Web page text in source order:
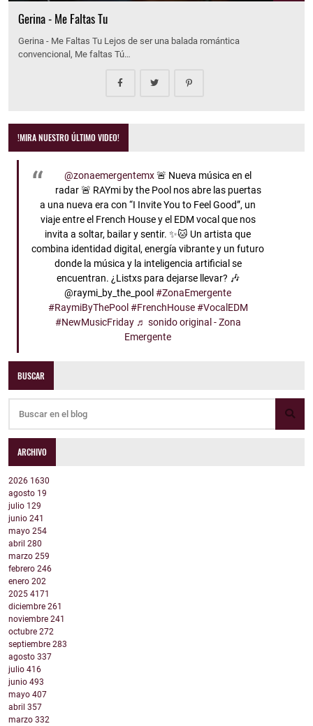
Gerina - Me Faltas Tu
Gerina - Me Faltas Tu Lejos de ser una balada romántica
convencional, Me faltas Tú…
!MIRA NUESTRO ÚLTIMO VIDEO!
@zonaemergentemx🚨 Nueva música en el
radar 🚨 RAYmi by the Pool nos abre las puertas
a una nueva era con “I Invite You to Feel Good”, un
viaje entre el French House y el EDM vocal que nos
invita a soltar, bailar y sentir. ✨🐱 Un artista que
combina identidad digital, energía vibrante y un futuro
donde la música y la inteligencia artificial se
encuentran. ¿Listxs para dejarse llevar? 🎶
@raymi_by_the_pool#ZonaEmergente
#RaymiByThePool #FrenchHouse #VocalEDM
#NewMusicFriday ♬ sonido original - Zona
Emergente
BUSCAR
ARCHIVO
2026 1630
agosto 19
julio 129
junio 241
mayo 254
abril 280
marzo 259
febrero 246
enero 202
2025 4171
diciembre 261
noviembre 241
octubre 272
septiembre 283
agosto 337
julio 416
junio 493
mayo 407
abril 357
marzo 332